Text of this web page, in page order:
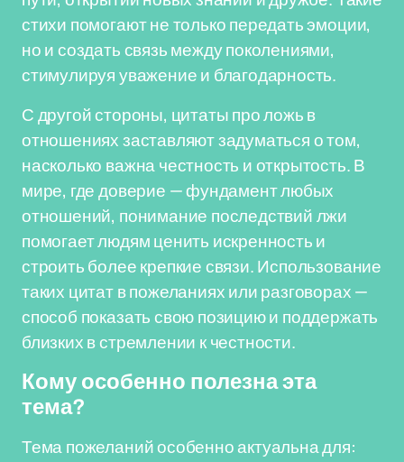
стихи помогают не только передать эмоции,
но и создать связь между поколениями,
стимулируя уважение и благодарность.
С другой стороны, цитаты про ложь в
отношениях заставляют задуматься о том,
насколько важна честность и открытость. В
мире, где доверие — фундамент любых
отношений, понимание последствий лжи
помогает людям ценить искренность и
строить более крепкие связи. Использование
таких цитат в пожеланиях или разговорах —
способ показать свою позицию и поддержать
близких в стремлении к честности.
Кому особенно полезна эта
тема?
Тема пожеланий особенно актуальна для: